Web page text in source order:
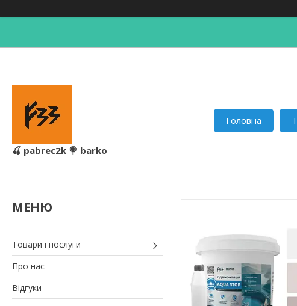
🍒 pabrec2k 🍭 barko
Головна
Товари і послуги
Про нас
Відгуки